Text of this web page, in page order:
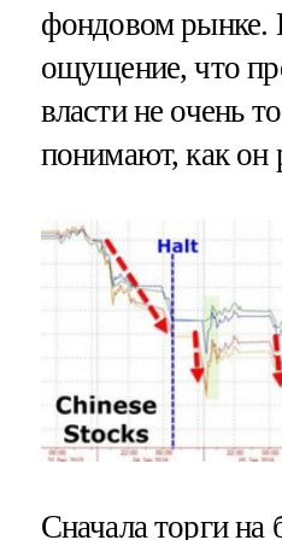
фондовом рынке.
ощущение, что
власти не очень
понимают, как он
Сначала торги